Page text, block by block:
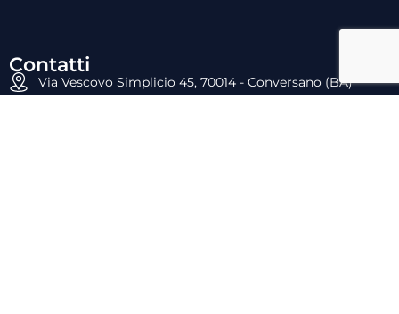
Contatti
Via Vescovo Simplicio 45, 70014 - Conversano (BA)